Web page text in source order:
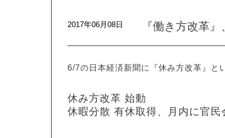
2017年06月08日 『働き方改革
6/7の日本経済新聞に『休み方改革』と
休み方改革 始動
休暇分散 有休取得、月内に官民